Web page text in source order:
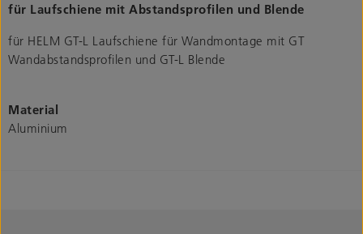
für Laufschiene mit Abstandsprofilen und Blende
für HELM GT-L Laufschiene für Wandmontage mit GT
Wandabstandsprofilen und GT-L Blende
Material
Aluminium